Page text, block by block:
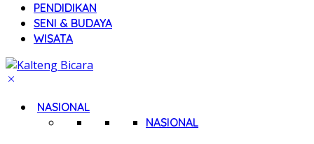
PENDIDIKAN
SENI & BUDAYA
WISATA
NASIONAL
NASIONAL